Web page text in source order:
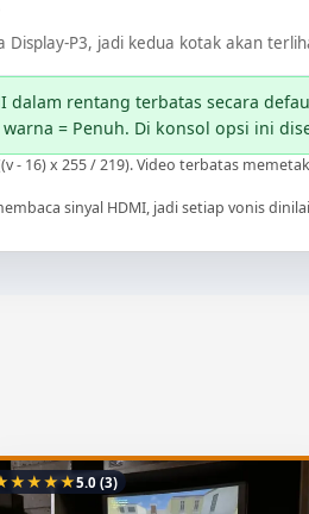
P3, jadi kedua kotak akan
rentang terbatas secara
= Penuh. Di konsol opsi ini
- 16) x 255 / 219). Video terbatas
sinyal HDMI, jadi setiap vonis
★★★★5.0(3)